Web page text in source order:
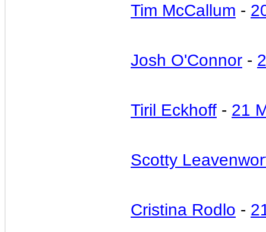
Tim McCallum -
Josh O'Connor -
Tiril Eckhoff - 21
Scotty
Cristina Rodlo -